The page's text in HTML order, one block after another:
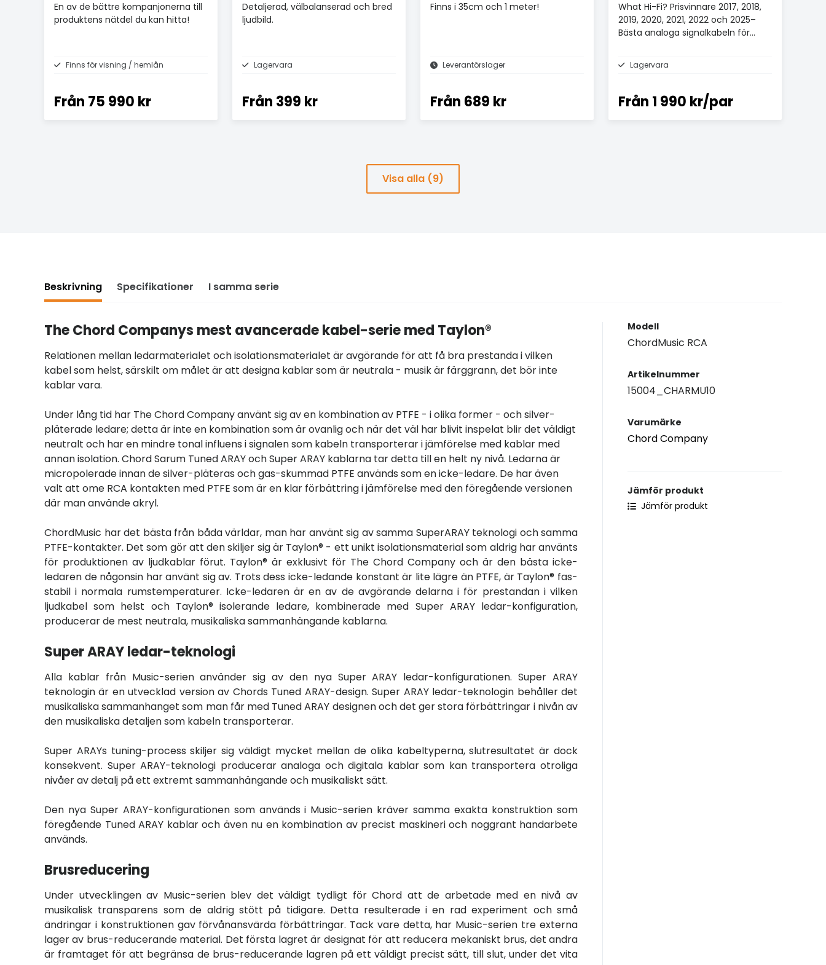
En av de bättre kompanjonerna till
produktens nätdel du kan hitta!
Finns för visning / hemlån
Från 75 990 kr
Detaljerad, välbalanserad och bred
ljudbild.
Lagervara
Från 399 kr
Finns i 35cm och 1 meter!
Leverantörslager
Från 689 kr
What Hi-Fi? Prisvinnare 2017, 2018,
2019, 2020, 2021, 2022 och 2025–
Bästa analoga signalkabeln för
Lagervara
Från 1 990 kr/par
Visa alla (9)
Beskrivning Specifikationer I samma serie
The Chord Companys mest avancerade kabel-serie med Taylon®
Relationen mellan ledarmaterialet och isolationsmaterialet är avgörande för att få bra prestanda i vilken
kabel som helst, särskilt om målet är att designa kablar som är neutrala - musik är färggrann, det bör inte
kablar vara.
Under lång tid har The Chord Company använt sig av en kombination av PTFE - i olika former - och silver-
pläterade ledare; detta är inte en kombination som är ovanlig och när det väl har blivit inspelat blir det väldigt
neutralt och har en mindre tonal influens i signalen som kabeln transporterar i jämförelse med kablar med
annan isolation. Chord Sarum Tuned ARAY och Super ARAY kablarna tar detta till en helt ny nivå. Ledarna är
micropolerade innan de silver-pläteras och gas-skummad PTFE används som en icke-ledare. De har även
valt att ome RCA kontakten med PTFE som är en klar förbättring i jämförelse med den föregående versionen
där man använde akryl.
ChordMusic har det bästa från båda världar, man har använt sig av samma SuperARAY teknologi och samma
PTFE-kontakter. Det som gör att den skiljer sig är Taylon® - ett unikt isolationsmaterial som aldrig har använts
för produktionen av ljudkablar förut. Taylon® är exklusivt för The Chord Company och är den bästa icke-
ledaren de någonsin har använt sig av. Trots dess icke-ledande konstant är lite lägre än PTFE, är Taylon® fas-
stabil i normala rumstemperaturer. Icke-ledaren är en av de avgörande delarna i för prestandan i vilken
ljudkabel som helst och Taylon® isolerande ledare, kombinerade med Super ARAY ledar-konfiguration,
producerar de mest neutrala, musikaliska sammanhängande kablarna.
Super ARAY ledar-teknologi
Alla kablar från Music-serien använder sig av den nya Super ARAY ledar-konfigurationen. Super ARAY
teknologin är en utvecklad version av Chords Tuned ARAY-design. Super ARAY ledar-teknologin behåller det
musikaliska sammanhanget som man får med Tuned ARAY designen och det ger stora förbättringar i nivån av
den musikaliska detaljen som kabeln transporterar.
Super ARAYs tuning-process skiljer sig väldigt mycket mellan de olika kabeltyperna, slutresultatet är dock
konsekvent. Super ARAY-teknologi producerar analoga och digitala kablar som kan transportera otroliga
nivåer av detalj på ett extremt sammanhängande och musikaliskt sätt.
Den nya Super ARAY-konfigurationen som används i Music-serien kräver samma exakta konstruktion som
föregående Tuned ARAY kablar och även nu en kombination av precist maskineri och noggrant handarbete
används.
Brusreducering
Under utvecklingen av Music-serien blev det väldigt tydligt för Chord att de arbetade med en nivå av
musikalisk transparens som de aldrig stött på tidigare. Detta resulterade i en rad experiment och små
ändringar i konstruktionen gav förvånansvärda förbättringar. Tack vare detta, har Music-serien tre externa
lager av brus-reducerande material. Det första lagret är designat för att reducera mekaniskt brus, det andra
är framtaget för att begränsa de brus-reducerande lagren på ett väldigt precist sätt, till slut, under det vita
Modell
ChordMusic RCA
Artikelnummer
15004_CHARMU10
Varumärke
Chord Company
Jämför produkt
Jämför produkt